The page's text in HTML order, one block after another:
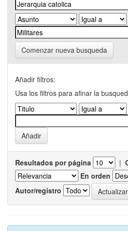
Comenzar nueva busqueda
Añadir filtros:
Usa los filtros para afinar la
Resultados por página |
En orden
Autor/registro